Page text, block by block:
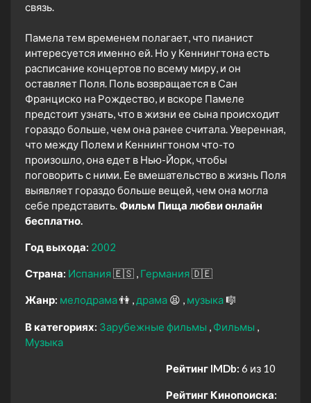
связь.
Памела тем временем полагает, что пианист
интересуется именно ей. Но у Кеннингтона есть
расписание концертов по всему миру, и он
оставляет Поля. Поль возвращается в Сан
Франциско на Рождество, и вскоре Памеле
предстоит узнать, что в жизни ее сына происходит
гораздо больше, чем она ранее считала. Уверенная,
что между Полем и Кеннингтоном что-то
произошло, она едет в Нью-Йорк, чтобы
поговорить с ними. Ее вмешательство в жизнь Поля
выявляет гораздо больше вещей, чем она могла
себе представить.Фильм Пища любви онлайн
бесплатно.
Год выхода: 2002
Страна: Испания🇪🇸 Германия🇩🇪
Жанр: мелодрама👫 драма 😫 музыка 🎼
В категориях: Зарубежные фильмы
Фильмы
Музыка
Рейтинг IMDb: 6 из 10
Рейтинг Кинопоиска: